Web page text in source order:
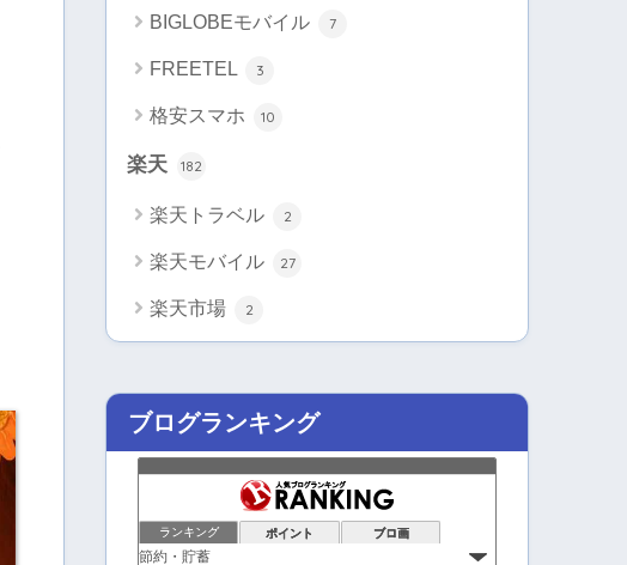
BIGLOBEモバイル 7
FREETEL 3
格安スマホ 10
楽天 182
楽天トラベル 2
楽天モバイル 27
楽天市場 2
ブログランキング
ランキング ポイント ブロ画